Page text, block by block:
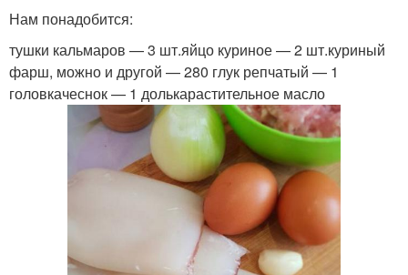
Нам понадобится:
тушки кальмаров — 3 шт.яйцо куриное — 2 шт.куриный
фарш, можно и другой — 280 глук репчатый — 1
головкачеснок — 1 долькарастительное масло